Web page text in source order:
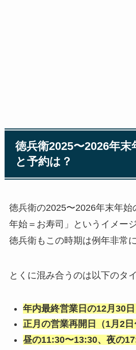
徳兵衛2025〜2026年
と予約は？
徳兵衛の2025〜2026年末年始
年始＝お寿司」というイメー
徳兵衛もこの時期は例年非常
とくに混み合うのは以下のタ
年内最終営業日の12月30日
正月の営業再開日（1月2日
昼の11:30〜13:30、夜の